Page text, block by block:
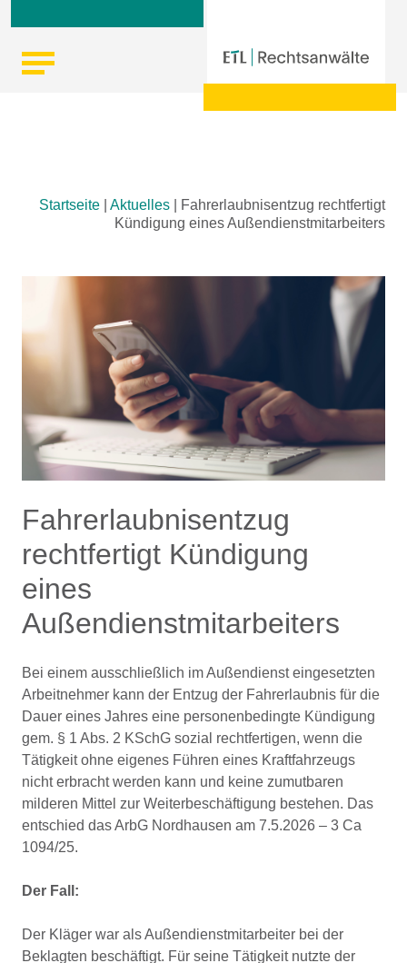
Startseite Aktuelles
Fahrerlaubnisentzug rechtfertigt
Kündigung eines Außendienstmitarbeiters
Fahrerlaubnisentzug
rechtfertigt Kündigung
eines
Außendienstmitarbeiters
Bei einem ausschließlich im Außendienst eingesetzten
Arbeitnehmer kann der Entzug der Fahrerlaubnis für die
Dauer eines Jahres eine personenbedingte Kündigung
gem. § 1 Abs. 2 KSchG sozial rechtfertigen, wenn die
Tätigkeit ohne eigenes Führen eines Kraftfahrzeugs
nicht erbracht werden kann und keine zumutbaren
milderen Mittel zur Weiterbeschäftigung bestehen. Das
entschied das ArbG Nordhausen am 7.5.2026 – 3 Ca
1094/25.
Der Fall:
Der Kläger war als Außendienstmitarbeiter bei der
Beklagten beschäftigt. Für seine Tätigkeit nutzte der